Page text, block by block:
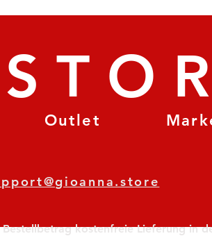
Outlet
kostenfreie Lieferung in